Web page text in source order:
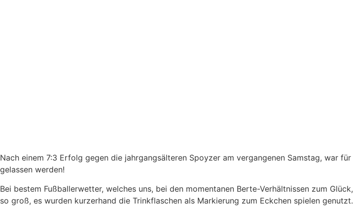
Nach einem 7:3 Erfolg gegen die jahrgangsälteren Spoyzer am vergangenen Samstag, war
gelassen werden!
Bei bestem Fußballerwetter, welches uns, bei den momentanen Berte-Verhältnissen zum
so groß, es wurden kurzerhand die Trinkflaschen als Markierung zum Eckchen spielen